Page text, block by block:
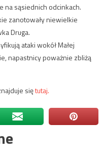
na sąsiednich odcinkach.
zanotowały niewielkie
Druga.
ataki wokół Małej
napastnicy poważnie zbliżą
siętutaj.